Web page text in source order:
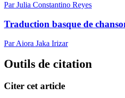
Par Julia Constantino Reyes
Traduction basque de
Par Aiora Jaka Irizar
Outils de citation
Citer cet article